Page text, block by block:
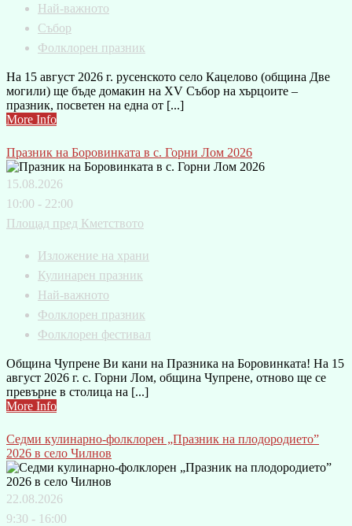
Най-важното
Събор
Фолклорен празник
На 15 август 2026 г. русенското село Кацелово (община Две
могили) ще бъде домакин на XV Събор на хърцоите –
празник, посветен на една от [...]
More Info
Празник на Боровинката в с. Горни Лом 2026
15.08.2026
10:00 - 22:00
Площад пред Кметството
Изложение на храни
Кулинарен празник
Най-важното
Фолклорен празник
Фолклорен фестивал
Община Чупрене Ви кани на Празника на Боровинката! На 15
август 2026 г. с. Горни Лом, община Чупрене, отново ще се
превърне в столица на [...]
More Info
Седми кулинарно-фолклорен „Празник на плодородието”
2026 в село Чилнов
22.08.2026
9:30 - 16:00